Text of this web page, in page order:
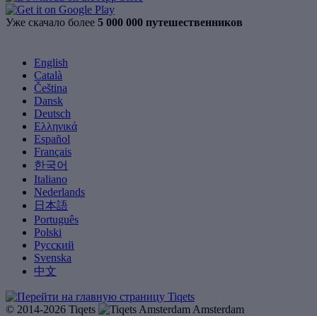
Уже скачало более 5 000 000 путешественников
English
Català
Čeština
Dansk
Deutsch
Ελληνικά
Español
Français
한국어
Italiano
Nederlands
日本語
Português
Polski
Русский
Svenska
中文
© 2014-2026 Tiqets
Amsterdam